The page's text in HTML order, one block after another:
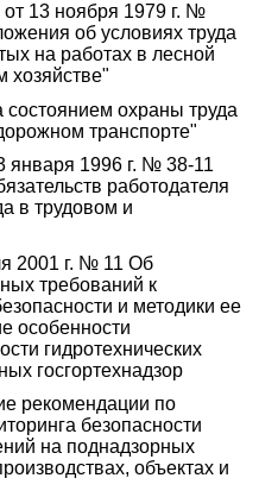
13 ноября 1979 г. №
об условиях труда
на работах в лесной
хозяйстве"
охраны труда
транспорте"
января 1996 г. № 38-11
работодателя
в трудовом и
2001 г. № 11 Об
требований к
и методики ее
особенности
гидротехнических
госгортехнадзор
рекомендации по
безопасности
на поднадзорных
объектах и